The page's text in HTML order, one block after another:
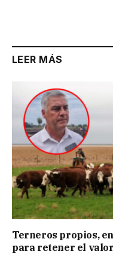
LEER MÁS
Terneros propios,
para retener el